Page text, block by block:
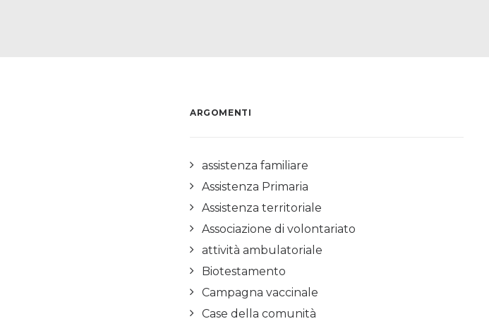
ARGOMENTI
assistenza familiare
Assistenza Primaria
Assistenza territoriale
Associazione di volontariato
attività ambulatoriale
Biotestamento
Campagna vaccinale
Case della comunità